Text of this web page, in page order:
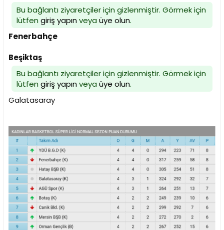
Bu bağlantı ziyaretçiler için gizlenmiştir. Görmek için
lütfen giriş yapınveya üye olun.
Fenerbahçe
Beşiktaş
Bu bağlantı ziyaretçiler için gizlenmiştir. Görmek için
lütfen giriş yapınveya üye olun.
Galatasaray